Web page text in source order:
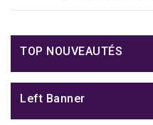
TOP NOUVEAUTÉS
Left Banner